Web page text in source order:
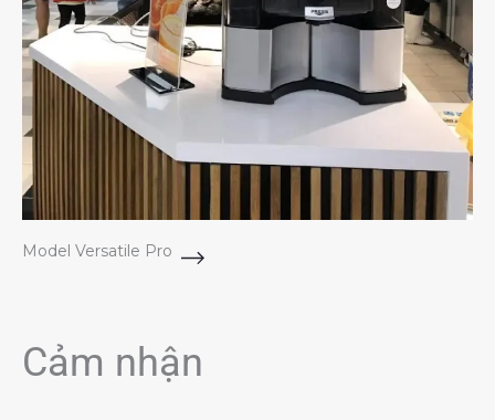
Model Versatile Pro
Cảm nhận